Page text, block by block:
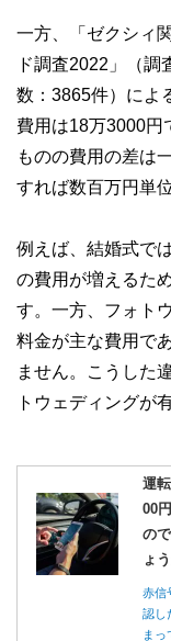
一方、「ゼクシィ
ド調査2022」（調
数：3865件）によ
費用は18万3000円
ものの費用の差は
すれば数百万円単
例えば、結婚式で
の費用が増えるた
す。一方、フォト
料金が主な費用で
ません。こうした
トウェディングが
運
00
の
ょ
赤信
認し
まっ